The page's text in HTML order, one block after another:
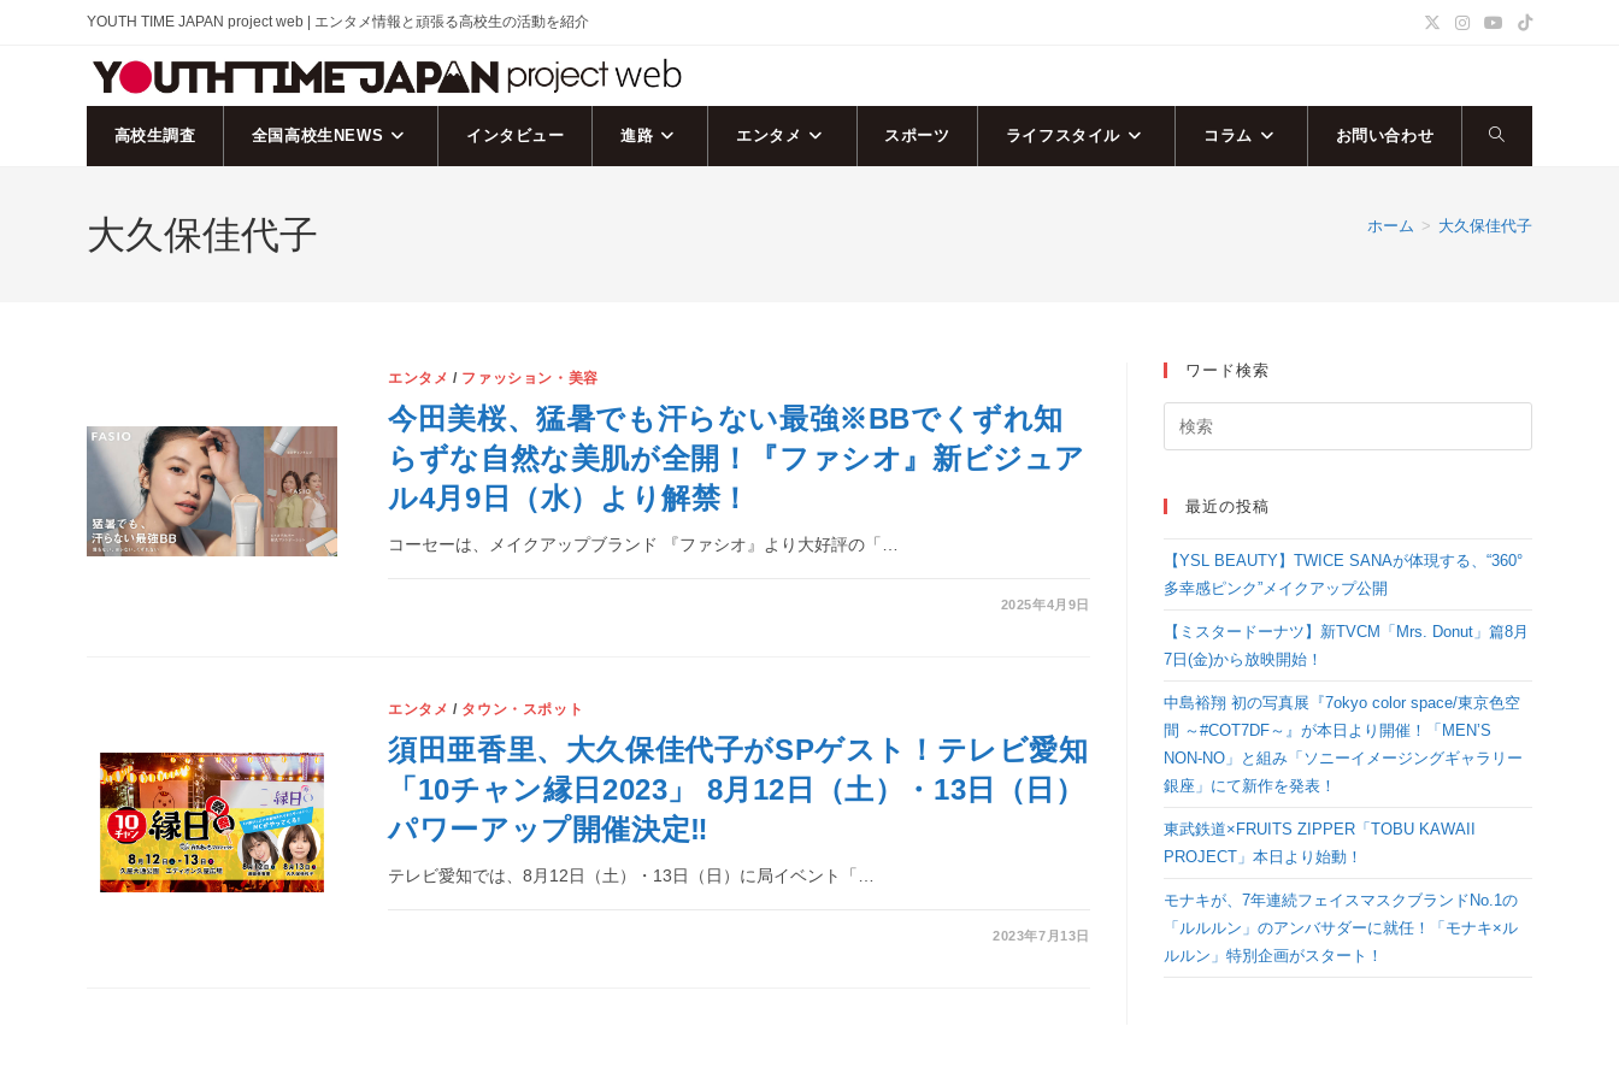
YOUTH TIME JAPAN project web | エンタメ情報と頑張る高校生の活動を紹介
高校生調査 全国高校生NEWS インタビュー 進路 エンタメ スポーツ ライフスタイル コラム お問い合わせ ウ
検
ト
大久保佳代子 ホーム > 大久保佳代子
エンタメ / ファッション・美容
今田美桜、猛暑でも汗らない最強※BBでくずれ知
らずな自然な美肌が全開！『ファシオ』新ビジュア
ル4月9日（水）より解禁！
コーセーは、メイクアップブランド 『ファシオ』より大好評の「…
2025年4月9日
エンタメ / タウン・スポット
須田亜香里、大久保佳代子がSPゲスト！テレビ愛知
「10チャン縁日2023」 8月12日（土）・13日（日）
パワーアップ開催決定‼
テレビ愛知では、8月12日（土）・13日（日）に局イベント「…
2023年7月13日
ワード検索
最近の投稿
【YSL BEAUTY】TWICE SANAが体現する、“360°
多幸感ピンク”メイクアップ公開
【ミスタードーナツ】新TVCM「Mrs. Donut」篇8月
7日(金)から放映開始！
中島裕翔 初の写真展『7okyo color space/東京色空
間 ～#COT7DF～』が本日より開催！「MEN’S
NON-NO」と組み「ソニーイメージングギャラリー
銀座」にて新作を発表！
東武鉄道×FRUITS ZIPPER「TOBU KAWAII
PROJECT」本日より始動！
モナキが、7年連続フェイスマスクブランドNo.1の
「ルルルン」のアンバサダーに就任！「モナキ×ル
ルルン」特別企画がスタート！